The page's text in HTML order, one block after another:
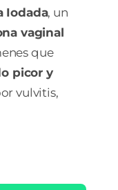
Iodada, un
vaginal
que
picor y
vulvitis,